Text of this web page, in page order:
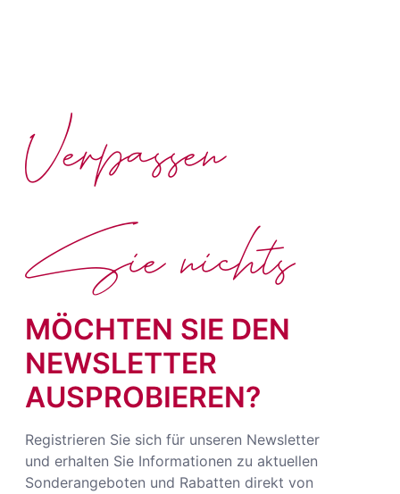
MÖCHTEN SIE DEN
NEWSLETTER
AUSPROBIEREN?
Registrieren Sie sich für unseren Newsletter
und erhalten Sie Informationen zu aktuellen
Sonderangeboten und Rabatten direkt von
Verpassen
Sie nichts